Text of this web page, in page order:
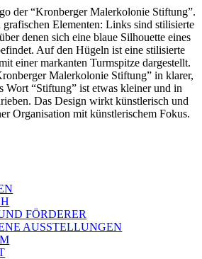
FÖRDERER
AUSSTELLUNGEN